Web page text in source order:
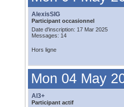
AlexisSIG
Participant occasionnel
Date d'inscription: 17 Mar 2025
Messages: 14
Hors ligne
Mon 04 May
Al3+
Participant actif